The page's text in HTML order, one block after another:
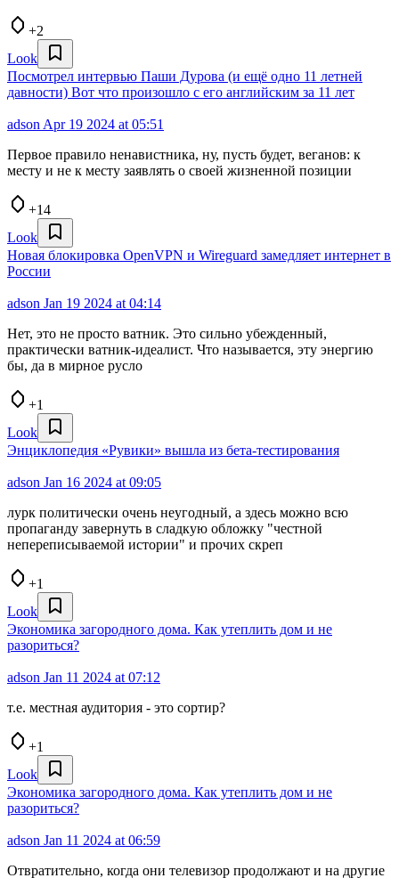
+2
Look
Посмотрел интервью Паши Дурова (и ещё одно 11 летней
давности) Вот что произошло с его английским за 11 лет
adson Apr 19 2024 at 05:51
Первое правило ненавистника, ну, пусть будет, веганов: к
месту и не к месту заявлять о своей жизненной позиции
+14
Look
Новая блокировка OpenVPN и Wireguard замедляет интернет в
России
adson Jan 19 2024 at 04:14
Нет, это не просто ватник. Это сильно убежденный,
практически ватник-идеалист. Что называется, эту энергию
бы, да в мирное русло
+1
Look
Энциклопедия «Рувики» вышла из бета‑тестирования
adson Jan 16 2024 at 09:05
лурк политически очень неугодный, а здесь можно всю
пропаганду завернуть в сладкую обложку "честной
непереписываемой истории" и прочих скреп
+1
Look
Экономика загородного дома. Как утеплить дом и не
разориться?
adson Jan 11 2024 at 07:12
т.е. местная аудитория - это сортир?
+1
Look
Экономика загородного дома. Как утеплить дом и не
разориться?
adson Jan 11 2024 at 06:59
Отвратительно, когда они телевизор продолжают и на другие